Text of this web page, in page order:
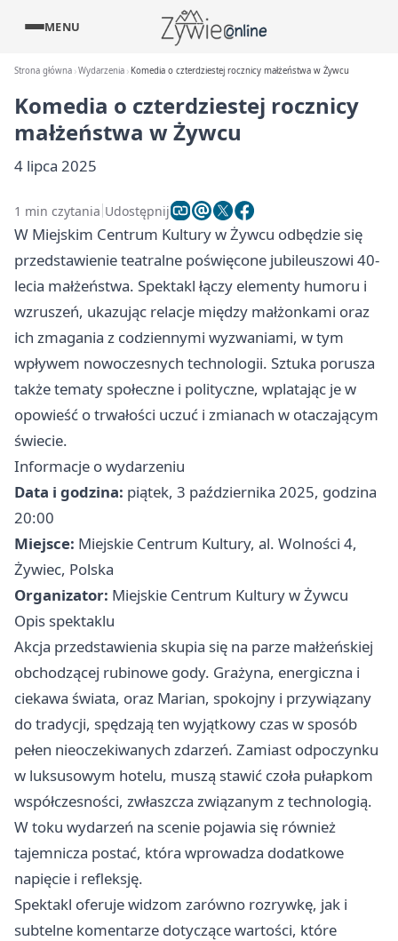
MENU
Strona główna Wydarzenia Komedia o czterdziestej rocznicy małżeństwa w Żywcu
Komedia o czterdziestej rocznicy
małżeństwa w Żywcu
4 lipca 2025
1 min czytania Udostępnij
W Miejskim Centrum Kultury w Żywcu odbędzie się
przedstawienie teatralne poświęcone jubileuszowi 40-
lecia małżeństwa. Spektakl łączy elementy humoru i
wzruszeń, ukazując relacje między małżonkami oraz
ich zmagania z codziennymi wyzwaniami, w tym
wpływem nowoczesnych technologii. Sztuka porusza
także tematy społeczne i polityczne, wplatając je w
opowieść o trwałości uczuć i zmianach w otaczającym
świecie.
Informacje o wydarzeniu
Data i godzina: piątek, 3 października 2025, godzina
20:00
Miejsce: Miejskie Centrum Kultury, al. Wolności 4,
Żywiec, Polska
Organizator: Miejskie Centrum Kultury w Żywcu
Opis spektaklu
Akcja przedstawienia skupia się na parze małżeńskiej
obchodzącej rubinowe gody. Grażyna, energiczna i
ciekawa świata, oraz Marian, spokojny i przywiązany
do tradycji, spędzają ten wyjątkowy czas w sposób
pełen nieoczekiwanych zdarzeń. Zamiast odpoczynku
w luksusowym hotelu, muszą stawić czoła pułapkom
współczesności, zwłaszcza związanym z technologią.
W toku wydarzeń na scenie pojawia się również
tajemnicza postać, która wprowadza dodatkowe
napięcie i refleksję.
Spektakl oferuje widzom zarówno rozrywkę, jak i
subtelne komentarze dotyczące wartości, które